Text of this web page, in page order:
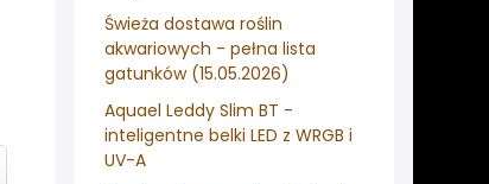
Świeża dostawa roślin
akwariowych - pełna lista
gatunków (15.05.2026)
Aquael Leddy Slim BT -
inteligentne belki LED z WRGB i
UV-A